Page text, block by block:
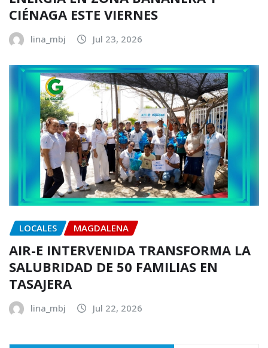
CIÉNAGA ESTE VIERNES
lina_mbj Jul 23, 2026
LOCALES MAGDALENA
AIR-E INTERVENIDA TRANSFORMA LA
SALUBRIDAD DE 50 FAMILIAS EN
TASAJERA
lina_mbj Jul 22, 2026